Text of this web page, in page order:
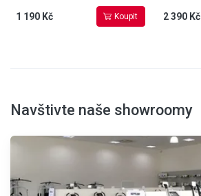
1 190 Kč Koupit 2 390 Kč
Navštivte naše showroomy